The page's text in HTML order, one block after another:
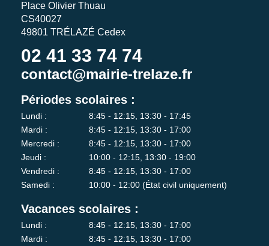
Place Olivier Thuau
CS40027
49801 TRÉLAZÉ Cedex
02 41 33 74 74
contact@mairie-trelaze.fr
Périodes scolaires :
Lundi :
8:45 - 12:15, 13:30 - 17:45
Mardi :
8:45 - 12:15, 13:30 - 17:00
Mercredi :
8:45 - 12:15, 13:30 - 17:00
Jeudi :
10:00 - 12:15, 13:30 - 19:00
Vendredi :
8:45 - 12:15, 13:30 - 17:00
Samedi :
10:00 - 12:00 (État civil uniquement)
Vacances scolaires :
Lundi :
8:45 - 12:15, 13:30 - 17:00
Mardi :
8:45 - 12:15, 13:30 - 17:00